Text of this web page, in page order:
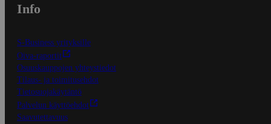
Info
S-Business yrityksille
Oiva-raportit
Osuuskauppojen yhteystiedot
Tilaus- ja toimitusehdot
Tietosuojakäytäntö
Palvelun käyttöehdot
Saavutettavuus